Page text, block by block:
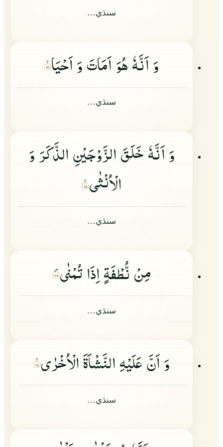
سنڌي…
وَ اَنَّهٗ هُوَ اَمَاتَ وَ اَحْیَا ۴۴
سنڌي…
وَ اَنَّهٗ خَلَقَ الزَّوْجَیْنِ الذَّكَرَ وَ
الْاُنْثٰى ۴۵
سنڌي…
مِنْ نُّطْفَةٍ اِذَا تُمْنٰى ۴۶
سنڌي…
وَ اَنَّ عَلَیْهِ النَّشْاَةَ الْاُخْرٰى ۴۷
سنڌي…